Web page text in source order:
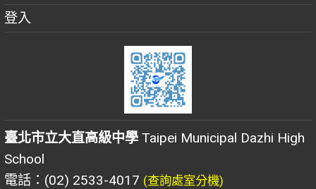
登入
臺北市立大直高級中學 Taipei Municipal Dazhi High
School
電話：(02) 2533-4017 (查詢處室分機)